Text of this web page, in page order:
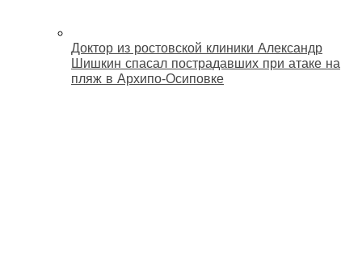
Доктор из ростовской клиники Александр
Шишкин спасал пострадавших при атаке на
пляж в Архипо‑Осиповке